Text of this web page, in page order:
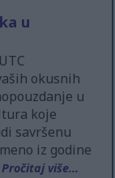
u
okusnih
u
koje
savršenu
iz godine
Pročitaj više...